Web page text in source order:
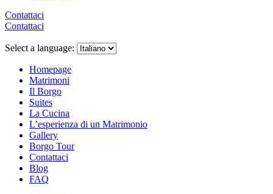
Contattaci
Contattaci
menu
Select a language:
Homepage
Matrimoni
Il Borgo
Suites
La Cucina
L’esperienza di un Matrimonio
Gallery
Borgo Tour
Contattaci
Blog
FAQ